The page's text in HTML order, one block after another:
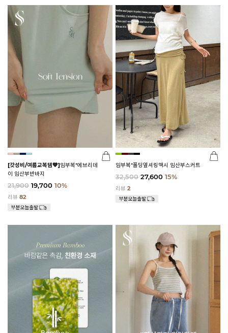
[갓성비/여름교복템💙]임부복*에브리데
이 임산부반바지
21,900 19,700 10%
리뷰 82
임부복*폴딩옆셔링맥시 임산부스커트
32,500 27,600 15%
리뷰 2